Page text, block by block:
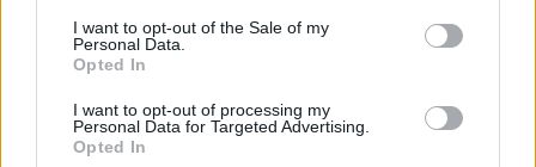
I want to opt-out of the Sale of my
Personal Data.
Opted In
I want to opt-out of processing my
Personal Data for Targeted Advertising.
Opted In
altro video dal sit-in
“Quella decisione è sbagliata”. La stangata di
Cassese alla giudice Apostolico
Si tratta del terzo video pubblicato in rete in pochi